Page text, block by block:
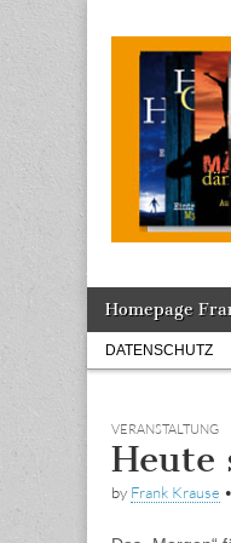
Main
menu
Skip
content
Homepage
Sub
menu
DATENSCHUTZ
VERANSTALTUNG
Heute
by Frank Krause •